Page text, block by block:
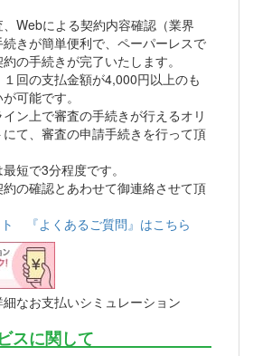
Webによる契約内容確認（業界
きが簡単便利で、ペーパーレスで
の手続きが完了いたします。
回の支払金額が4,000円以上のも
可能です。
ン上で審査の手続きが行えるオリ
て、審査の申請手続きを行って頂
短で3分程度です。
の確認とあわせて御連絡させて頂
『よくあるご質問』はこちら
なお支払いシミュレーション
スに関して